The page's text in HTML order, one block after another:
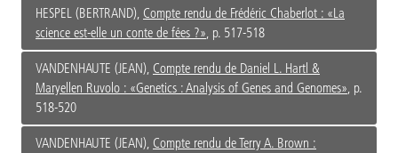
HESPEL (BERTRAND), Compte rendu de Frédéric Chaberlot : «La
science est-elle un conte de fées ?», p. 517-518
VANDENHAUTE (JEAN), Compte rendu de Daniel L. Hartl &
Maryellen Ruvolo : «Genetics : Analysis of Genes and Genomes», p.
518-520
VANDENHAUTE (JEAN), Compte rendu de Terry A. Brown :